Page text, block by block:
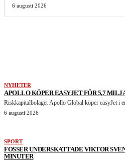
6 augusti 2026
NYHETER
APOLLO KÖPER EASYJET FÖR 5,7
Riskkapitalbolaget Apollo Global köper easyJet i
6 augusti 2026
SPORT
FOSSER UNDERSKATTADE VIKTOR
MINUTER